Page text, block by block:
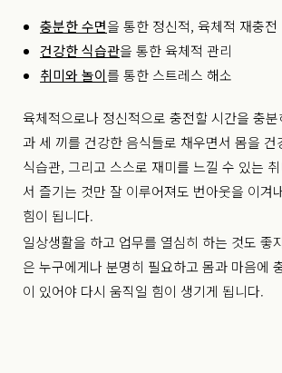
충분한 수면을 통한 정신적, 육체적 재충전
건강한 식습관을 통한 육체적 관리
취미와 놀이를 통한 스트레스 해소
육체적으로나 정신적으로 충전할 시간을 충
과 세 끼를 건강한 음식들로 채우면서 몸을 건
식습관, 그리고 스스로 재미를 느낄 수 있는
서 즐기는 것만 잘 이루어져도 번아웃을 이겨
힘이 됩니다.
일상생활을 하고 업무를 열심히 하는 것도 좋
은 누구에게나 분명히 필요하고 몸과 마음에
이 있어야 다시 움직일 힘이 생기게 됩니다.